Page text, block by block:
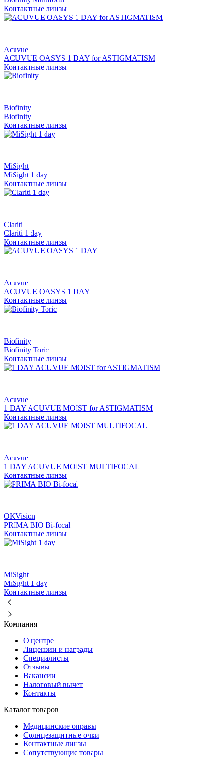
Контактные линзы
Acuvue
ACUVUE OASYS 1 DAY for ASTIGMATISM
Контактные линзы
Biofinity
Biofinity
Контактные линзы
MiSight
MiSight 1 day
Контактные линзы
Clariti
Clariti 1 day
Контактные линзы
Acuvue
ACUVUE OASYS 1 DAY
Контактные линзы
Biofinity
Biofinity Toric
Контактные линзы
Acuvue
1 DAY ACUVUE MOIST for ASTIGMATISM
Контактные линзы
Acuvue
1 DAY ACUVUE MOIST MULTIFOCAL
Контактные линзы
OKVision
PRIMA BIO Bi-focal
Контактные линзы
MiSight
MiSight 1 day
Контактные линзы
Компания
О центре
Лицензии и награды
Специалисты
Отзывы
Вакансии
Налоговый вычет
Контакты
Каталог товаров
Медицинские оправы
Солнцезащитные очки
Контактные линзы
Сопутствующие товары